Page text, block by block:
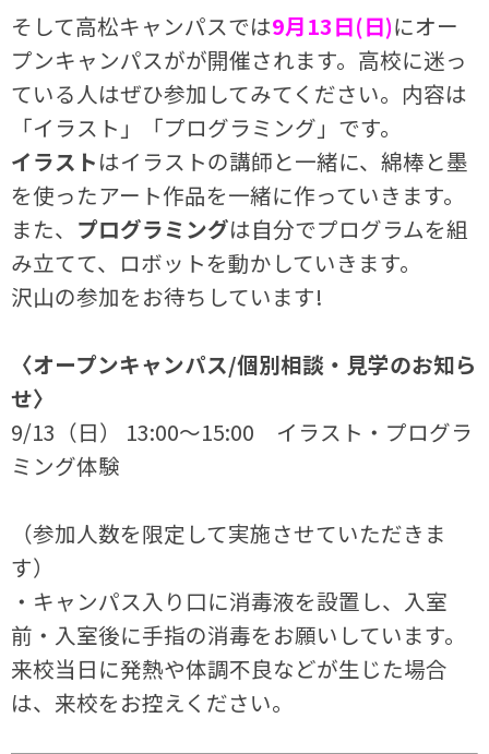
そして高松キャンパスでは9月13日(日)にオー
プンキャンパスがが開催されます。高校に迷っ
ている人はぜひ参加してみてください。内容は
「イラスト」「プログラミング」です。
イラストはイラストの講師と一緒に、綿棒と墨
を使ったアート作品を一緒に作っていきます。
また、 プログラミングは自分でプログラムを組
み立てて、ロボットを動かしていきます。
沢山の参加をお待ちしています!
〈オープンキャンパス/個別相談・見学のお知ら
せ〉
9/13（日） 13:00～15:00 イラスト・プログラ
ミング体験
（参加人数を限定して実施させていただきま
す）
・キャンパス入り口に消毒液を設置し、入室
前・入室後に手指の消毒をお願いしています。
来校当日に発熱や体調不良などが生じた場合
は、来校をお控えください。